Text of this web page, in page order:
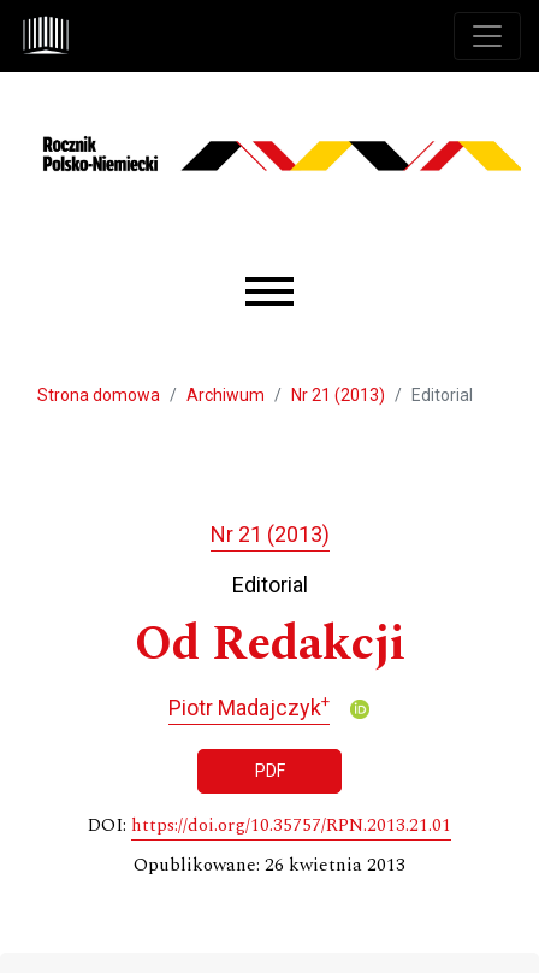
Przejdź do głównego menu
Przejdź do sekcji głównej
Przejdź do stopki
Strona domowa Archiwum Nr 21 (2013) Editorial
Nr 21 (2013)
Editorial
Od Redakcji
Piotr Madajczyk+
PDF
DOI: https://doi.org/10.35757/RPN.2013.21.01
Opublikowane: 26 kwietnia 2013